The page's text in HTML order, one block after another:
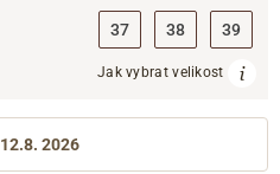
37 38 39
Jak vybrat velikost
12.8. 2026